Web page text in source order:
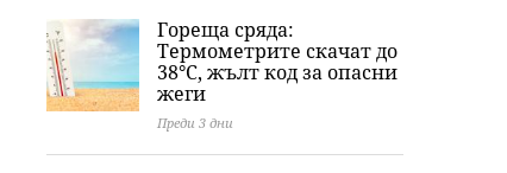
Гореща сряда:
Термометрите скачат до
38°C, жълт код за опасни
жеги
Преди 3 дни